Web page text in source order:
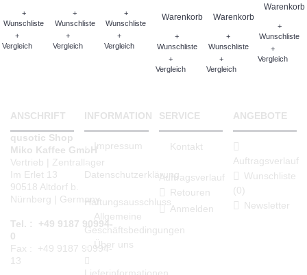
+
Wunschliste
+
Vergleich
+
Wunschliste
+
Vergleich
+
Wunschliste
+
Vergleich
Warenkorb
+
Wunschliste
+
Vergleich
Warenkorb
+
Wunschliste
+
Vergleich
Warenkorb
+
Wunschliste
+
Vergleich
ANSCHRIFT
qusotic Shop
Miko Kaffee GmbH
Vertrieb | Zentrallager
Im Erlet 13
90518 Altdorf b.
Nürnberg | Germany
Tel. : +49 9187 90994-
0
Fax : +49 9187 90994-
13
INFORMATION
Impressum
Datenschutzerklärung
Haftungsausschluss
Allgemeine
Geschäftsbedingungen
Über uns
SERVICE
Kontakt
Auftragsverlauf
Retouren
Anmelden
ANGEBOTE
Auftragsverlauf
Wunschliste
(0)
Newsletter